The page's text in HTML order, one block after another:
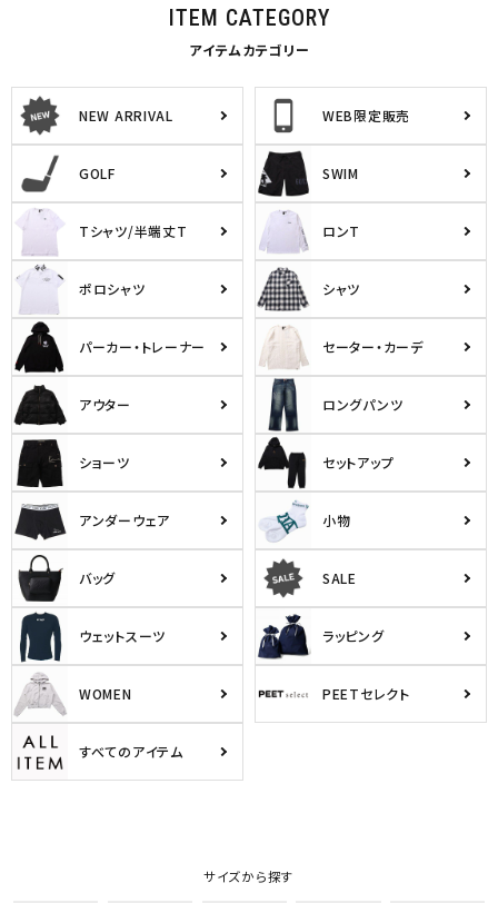
ITEM CATEGORY
アイテムカテゴリー
NEW ARRIVAL WEB限定販売
GOLF SWIM
Tシャツ/半端丈T ロンT
ポロシャツ シャツ
パーカー・トレーナー セーター・カーデ
アウター ロングパンツ
ショーツ セットアップ
アンダーウェア 小物
バッグ SALE
ウェットスーツ ラッピング
WOMEN PEETセレクト
すべてのアイテム
サイズから探す